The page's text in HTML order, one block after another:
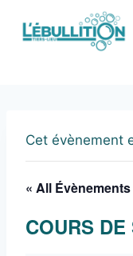
Cet évènement
« All Évènements
COURS